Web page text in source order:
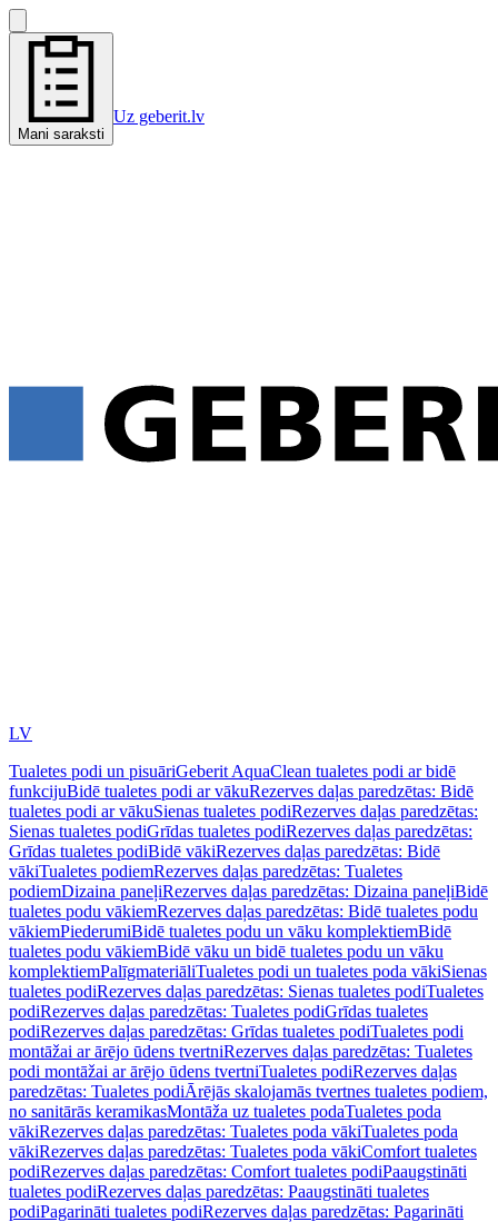
Mani saraksti
Uz geberit.lv
LV
Tualetes podi un pisuāriGeberit AquaClean tualetes podi ar bidē
funkcijuBidē tualetes podi ar vākuRezerves daļas paredzētas: Bidē
tualetes podi ar vākuSienas tualetes podiRezerves daļas paredzētas:
Sienas tualetes podiGrīdas tualetes podiRezerves daļas paredzētas:
Grīdas tualetes podiBidē vākiRezerves daļas paredzētas: Bidē
vākiTualetes podiemRezerves daļas paredzētas: Tualetes
podiemDizaina paneļiRezerves daļas paredzētas: Dizaina paneļiBidē
tualetes podu vākiemRezerves daļas paredzētas: Bidē tualetes podu
vākiemPiederumiBidē tualetes podu un vāku komplektiemBidē
tualetes podu vākiemBidē vāku un bidē tualetes podu un vāku
komplektiemPalīgmateriāliTualetes podi un tualetes poda vākiSienas
tualetes podiRezerves daļas paredzētas: Sienas tualetes podiTualetes
podiRezerves daļas paredzētas: Tualetes podiGrīdas tualetes
podiRezerves daļas paredzētas: Grīdas tualetes podiTualetes podi
montāžai ar ārējo ūdens tvertniRezerves daļas paredzētas: Tualetes
podi montāžai ar ārējo ūdens tvertniTualetes podiRezerves daļas
paredzētas: Tualetes podiĀrējās skalojamās tvertnes tualetes podiem,
no sanitārās keramikasMontāža uz tualetes podaTualetes poda
vākiRezerves daļas paredzētas: Tualetes poda vākiTualetes poda
vākiRezerves daļas paredzētas: Tualetes poda vākiComfort tualetes
podiRezerves daļas paredzētas: Comfort tualetes podiPaaugstināti
tualetes podiRezerves daļas paredzētas: Paaugstināti tualetes
podiPagarināti tualetes podiRezerves daļas paredzētas: Pagarināti